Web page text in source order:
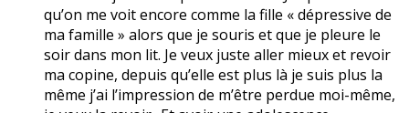
qu’on me voit encore comme la fille « dépressive de
ma famille » alors que je souris et que je pleure le
soir dans mon lit. Je veux juste aller mieux et revoir
ma copine, depuis qu’elle est plus là je suis plus la
même j’ai l’impression de m’être perdue moi-même,